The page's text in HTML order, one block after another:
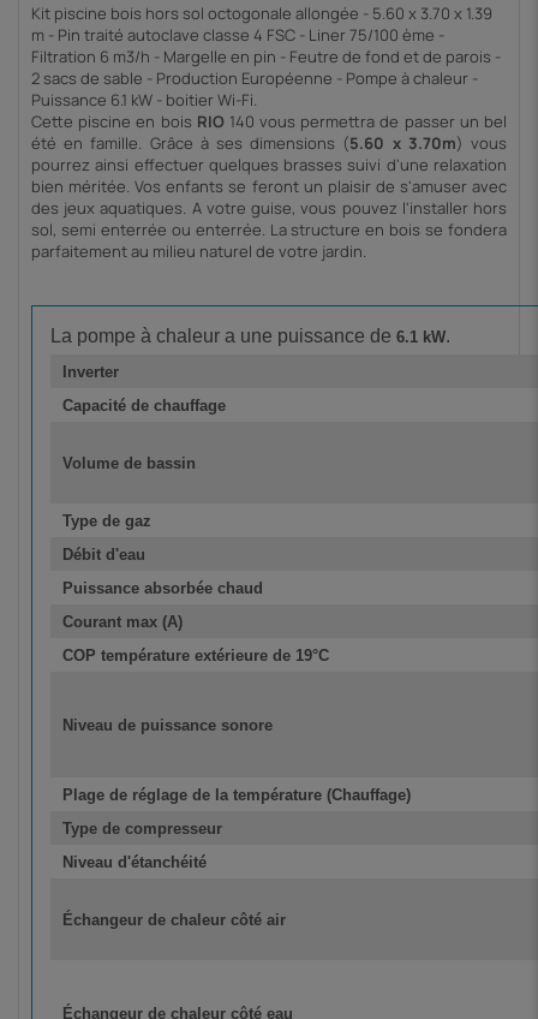
Kit piscine bois hors sol octogonale allongée - 5.60 x 3.70 x 1.39
m - Pin traité autoclave classe 4 FSC - Liner 75/100 ème -
Filtration 6 m3/h - Margelle en pin - Feutre de fond et de parois -
2 sacs de sable - Production Européenne - Pompe à chaleur -
Puissance 6.1 kW - boitier Wi-Fi.
Cette piscine en bois RIO140 vous permettra de passer un bel
été en famille. Grâce à ses dimensions (5.60 x 3.70m) vous
pourrez ainsi effectuer quelques brasses suivi d'une relaxation
bien méritée. Vos enfants se feront un plaisir de s'amuser avec
des jeux aquatiques. A votre guise, vous pouvez l'installer hors
sol, semi enterrée ou enterrée. La structure en bois se fondera
parfaitement au milieu naturel de votre jardin.
La pompe à chaleur a une puissance de 6.1 kW.
Inverter
Capacité de chauffage
Volume de bassin
Type de gaz
Débit d'eau
Puissance absorbée chaud
Courant max (A)
COP température extérieure de 19°C
Niveau de puissance sonore
Plage de réglage de la température (Chauffage)
Type de compresseur
Niveau d'étanchéité
Échangeur de chaleur côté air
Échangeur de chaleur côté eau